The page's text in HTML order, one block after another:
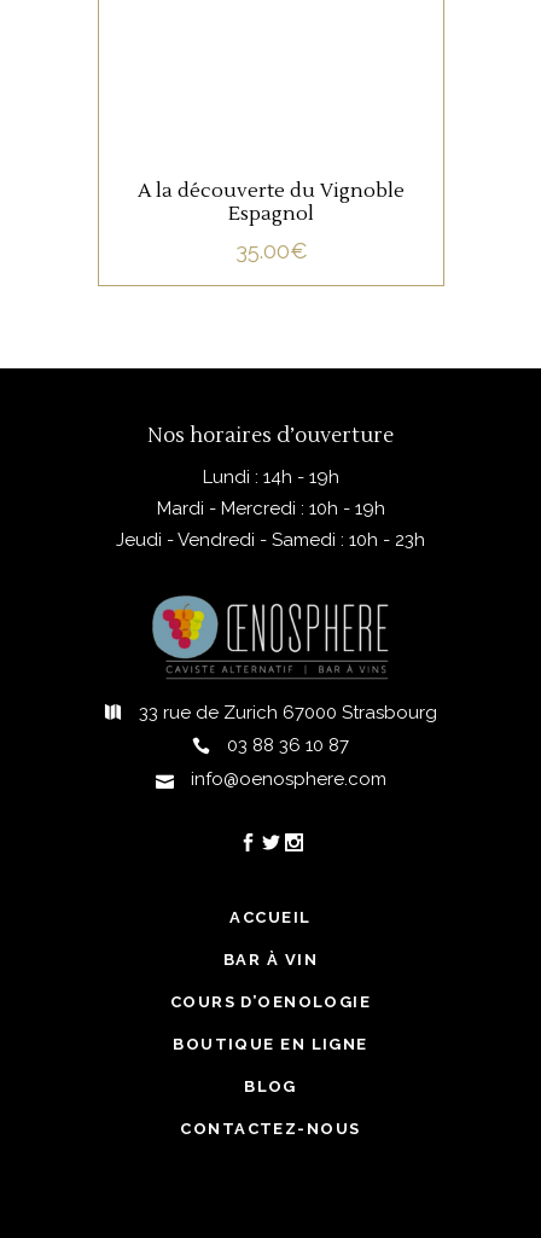
A la découverte du Vignoble
Espagnol
35.00€
Nos horaires d’ouverture
Lundi : 14h - 19h
Mardi - Mercredi : 10h - 19h
Jeudi - Vendredi - Samedi : 10h - 23h
33 rue de Zurich 67000 Strasbourg
03 88 36 10 87
info@oenosphere.com
ACCUEIL
BAR À VIN
COURS D’OENOLOGIE
BOUTIQUE EN LIGNE
BLOG
CONTACTEZ-NOUS